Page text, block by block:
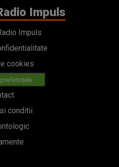
Impuls
Impuls
cookies
conditii